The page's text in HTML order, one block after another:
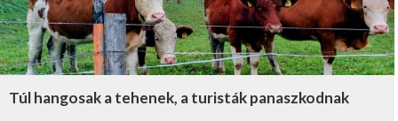
Túl hangosak a tehenek, a turisták panaszkodnak